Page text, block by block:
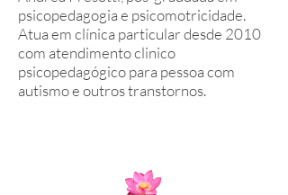
psicopedagogia e psicomotricidade.
Atua em clínica particular desde 2010
com atendimento clinico
psicopedagógico para pessoa com
autismo e outros transtornos.